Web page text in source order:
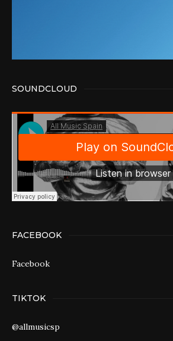
SOUNDCLOUD
FACEBOOK
Facebook
TIKTOK
@allmusicsp